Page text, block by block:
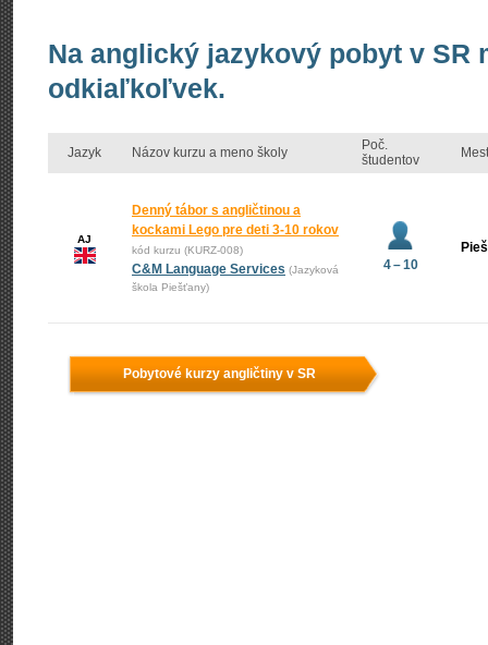
Na anglický jazykový pobyt v
odkiaľkoľvek.
Jazyk Názov kurzu a meno školy
Poč.
študentov
AJ
Denný tábor s angličtinou a
kockami Lego pre deti 3-10 rokov
kód kurzu (KURZ-008)
C&M Language Services (Jazyková
škola Piešťany)
4 – 10
Pobytové kurzy angličtiny v SR